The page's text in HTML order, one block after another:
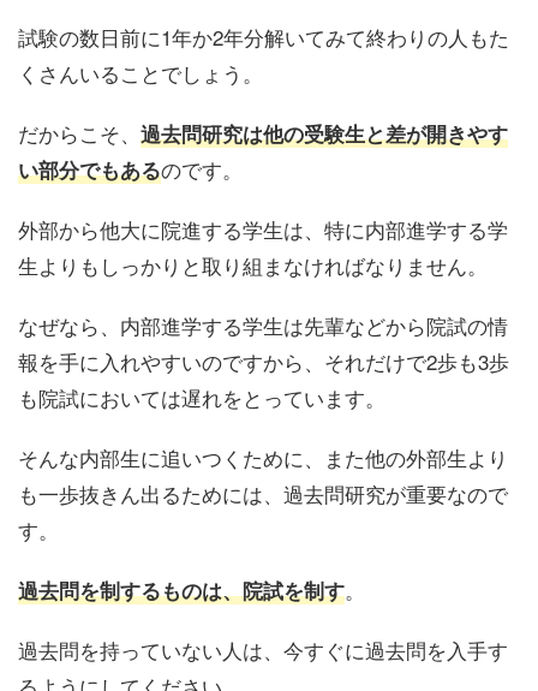
試験の数日前に1年か2年分解いてみて終わりの人もた
くさんいることでしょう。
だからこそ、 過去問研究は他の受験生と差が開きやす
い部分でもあるのです。
外部から他大に院進する学生は、特に内部進学する学
生よりもしっかりと取り組まなければなりません。
なぜなら、内部進学する学生は先輩などから院試の情
報を手に入れやすいのですから、それだけで2歩も3歩
も院試においては遅れをとっています。
そんな内部生に追いつくために、また他の外部生より
も一歩抜きん出るためには、過去問研究が重要なので
す。
過去問を制するものは、院試を制す。
過去問を持っていない人は、今すぐに過去問を入手す